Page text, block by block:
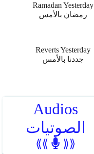
Ramadan Yesterday
رمضان بالأمس
Reverts Yesterday
جددنا بالأمس
Audios
الصوتيات
⟪⟪ ⟫⟫